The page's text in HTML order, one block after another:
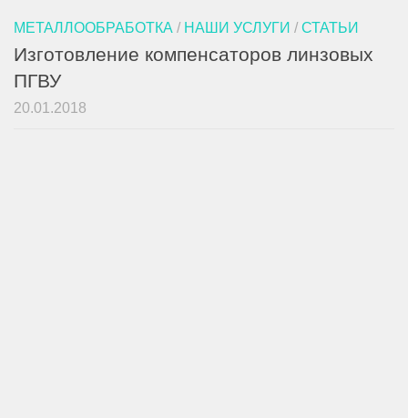
МЕТАЛЛООБРАБОТКА / НАШИ УСЛУГИ / СТАТЬИ
Изготовление компенсаторов линзовых
ПГВУ
20.01.2018